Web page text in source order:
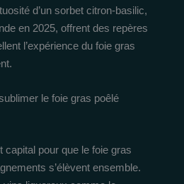
d’un sorbet citron-basilic,
en 2025, offrent des repères
l’expérience du foie gras
le foie gras poêlé
capital pour que le foie gras
s’élèvent ensemble.